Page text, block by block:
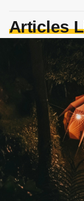
Articles